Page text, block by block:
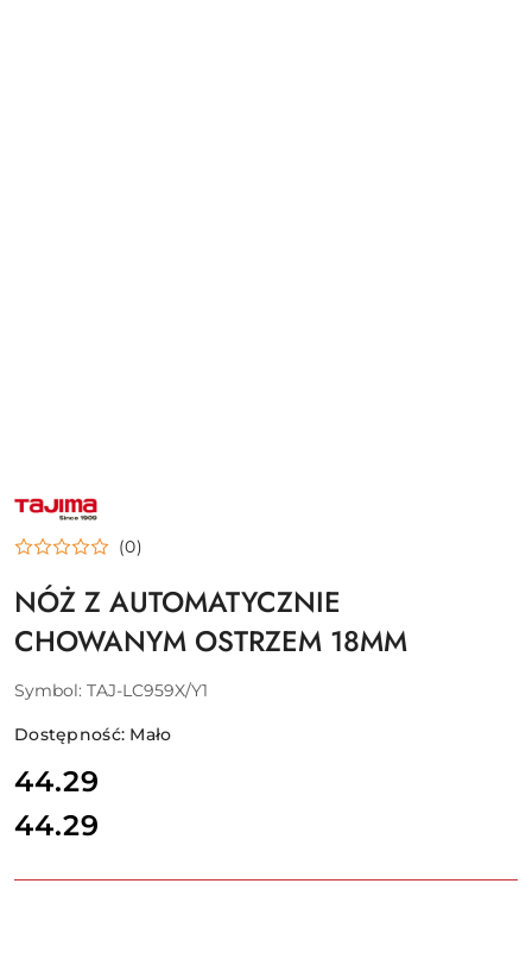
NAZWA
PRODUCENTA:
TAJIMA
(0)
NÓŻ Z AUTOMATYCZNIE
CHOWANYM OSTRZEM 18MM
Symbol: TAJ-LC959X/Y1
Dostępność: Mało
cena:
44.29
Cena:
44.29